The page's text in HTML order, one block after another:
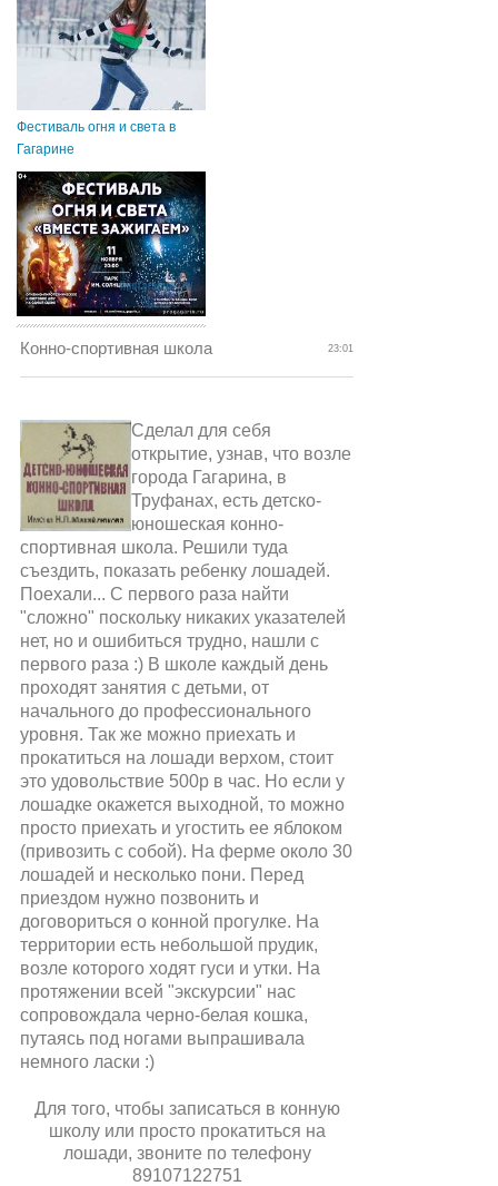
Фестиваль огня и света в
Гагарине
23:01
Конно-спортивная школа
Сделал для себя
открытие, узнав, что возле
города Гагарина, в
Труфанах, есть детско-
юношеская конно-
спортивная школа. Решили туда
съездить, показать ребенку лошадей.
Поехали... С первого раза найти
"сложно" поскольку никаких указателей
нет, но и ошибиться трудно, нашли с
первого раза :) В школе каждый день
проходят занятия с детьми, от
начального до профессионального
уровня. Так же можно приехать и
прокатиться на лошади верхом, стоит
это удовольствие 500р в час. Но если у
лошадке окажется выходной, то можно
просто приехать и угостить ее яблоком
(привозить с собой). На ферме около 30
лошадей и несколько пони. Перед
приездом нужно позвонить и
договориться о конной прогулке. На
территории есть небольшой прудик,
возле которого ходят гуси и утки. На
протяжении всей "экскурсии" нас
сопровождала черно-белая кошка,
путаясь под ногами выпрашивала
немного ласки :)
Для того, чтобы записаться в конную
школу или просто прокатиться на
лошади, звоните по телефону
89107122751